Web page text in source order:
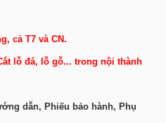
cả T7 và CN.
lỗ đá, lỗ gỗ... trong nội thành
dẫn, Phiếu bảo hành, Phụ